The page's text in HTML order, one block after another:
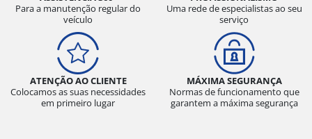
Para a manutenção regular do
veículo
Uma rede de especialistas ao seu
serviço
ATENÇÃO AO CLIENTE
Colocamos as suas necessidades
em primeiro lugar
MÁXIMA SEGURANÇA
Normas de funcionamento que
garantem a máxima segurança